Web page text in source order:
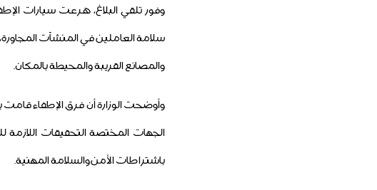
وفور تلقي البلاغ، هرعت سيارات
سلامة العاملين في المنشآت
والمصانع القريبة والمحيطة بالمكان.
وأوضحت الوزارة أن فرق الإطفاء قامت
الجهات المختصة التحقيقات اللازمة
باشتراطات الأمن والسلامة المهنية.